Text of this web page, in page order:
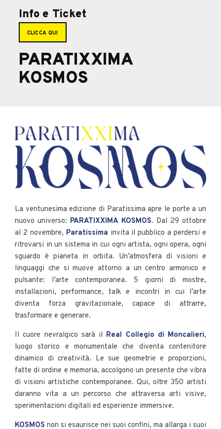
Info e Ticket
CLICCA QUI
PARATIXXIMA
KOSMOS
La ventunesima edizione di Paratissima apre le porte a un
nuovo universo: PARATIXXIMA KOSMOS. Dal 29 ottobre
al 2 novembre, Paratissima invita il pubblico a perdersi e
ritrovarsi in un sistema in cui ogni artista, ogni opera, ogni
sguardo è pianeta in orbita. Un’atmosfera di visioni e
linguaggi che si muove attorno a un centro armonico e
pulsante: l’arte contemporanea. 5 giorni di mostre,
installazioni, performance, talk e incontri in cui l’arte
diventa forza gravitazionale, capace di attrarre,
trasformare e generare.
Il cuore nevralgico sarà il Real Collegio di Moncalieri,
luogo storico e monumentale che diventa contenitore
dinamico di creatività. Le sue geometrie e proporzioni,
fatte di ordine e memoria, accolgono un presente che vibra
di visioni artistiche contemporanee. Qui, oltre 350 artisti
daranno vita a un percorso che attraversa arti visive,
sperimentazioni digitali ed esperienze immersive.
KOSMOS non si esaurisce nei suoi confini, ma allarga i suoi